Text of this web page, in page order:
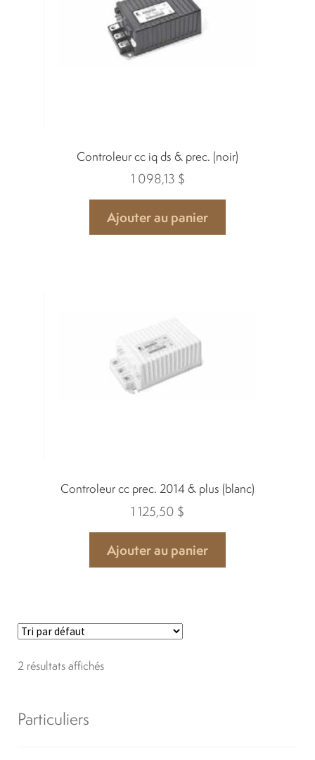
Carrières
Quadriporteurs
Controleur cc iq ds & prec. (noir)
1 098,13 $
Ajouter au panier
Controleur cc prec. 2014 & plus (blanc)
1 125,50 $
Ajouter au panier
2 résultats affichés
Particuliers